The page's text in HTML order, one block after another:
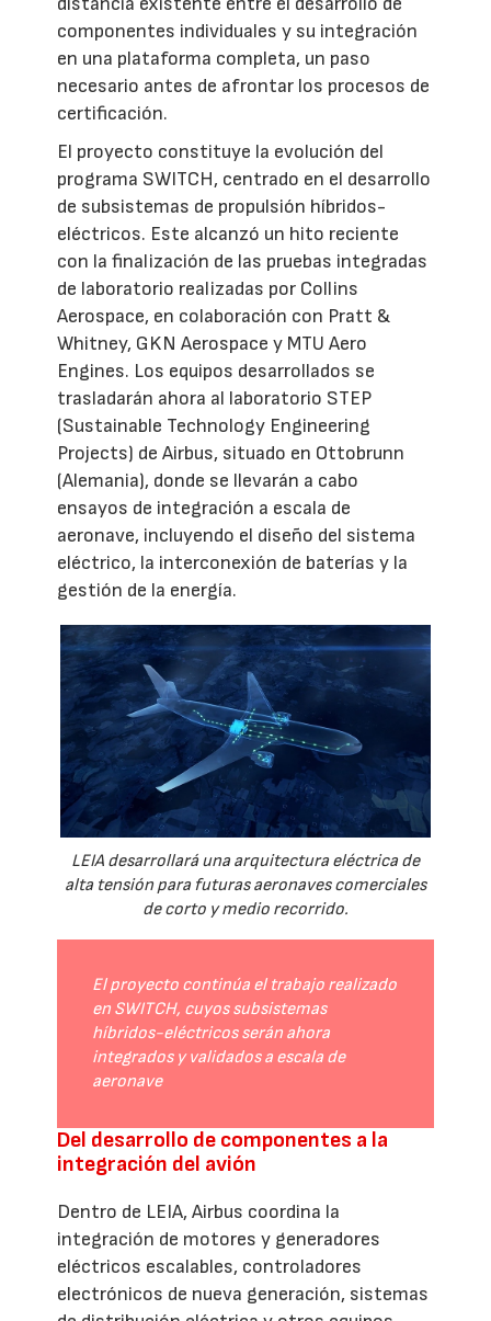
componentes individuales y su integración
en una plataforma completa, un paso
necesario antes de afrontar los procesos de
certificación.
El proyecto constituye la evolución del
programa SWITCH, centrado en el desarrollo
de subsistemas de propulsión híbridos-
eléctricos. Este alcanzó un hito reciente
con la finalización de las pruebas integradas
de laboratorio realizadas por Collins
Aerospace, en colaboración con Pratt &
Whitney, GKN Aerospace y MTU Aero
Engines. Los equipos desarrollados se
trasladarán ahora al laboratorio STEP
(Sustainable Technology Engineering
Projects) de Airbus, situado en Ottobrunn
(Alemania), donde se llevarán a cabo
ensayos de integración a escala de
aeronave, incluyendo el diseño del sistema
eléctrico, la interconexión de baterías y la
gestión de la energía.
LEIA desarrollará una arquitectura eléctrica de
alta tensión para futuras aeronaves comerciales
de corto y medio recorrido.
El proyecto continúa el trabajo realizado
en SWITCH, cuyos subsistemas
híbridos-eléctricos serán ahora
integrados y validados a escala de
aeronave
Del desarrollo de componentes a la
integración del avión
Dentro de LEIA, Airbus coordina la
integración de motores y generadores
eléctricos escalables, controladores
electrónicos de nueva generación, sistemas